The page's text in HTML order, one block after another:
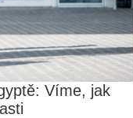
Víme, jak